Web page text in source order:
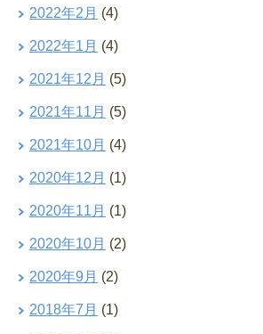
2022年2月 (4)
2022年1月 (4)
2021年12月 (5)
2021年11月 (5)
2021年10月 (4)
2020年12月 (1)
2020年11月 (1)
2020年10月 (2)
2020年9月 (2)
2018年7月 (1)